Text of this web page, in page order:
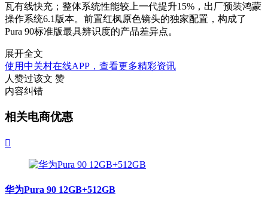
瓦有线快充；整体系统性能较上一代提升15%，出厂预装鸿蒙
操作系统6.1版本。前置红枫原色镜头的独家配置，构成了
Pura 90标准版最具辨识度的产品差异点。
展开全文
使用中关村在线APP，查看更多精彩资讯
人赞过该文 赞
内容纠错
相关电商优惠

华为Pura 90 12GB+512GB